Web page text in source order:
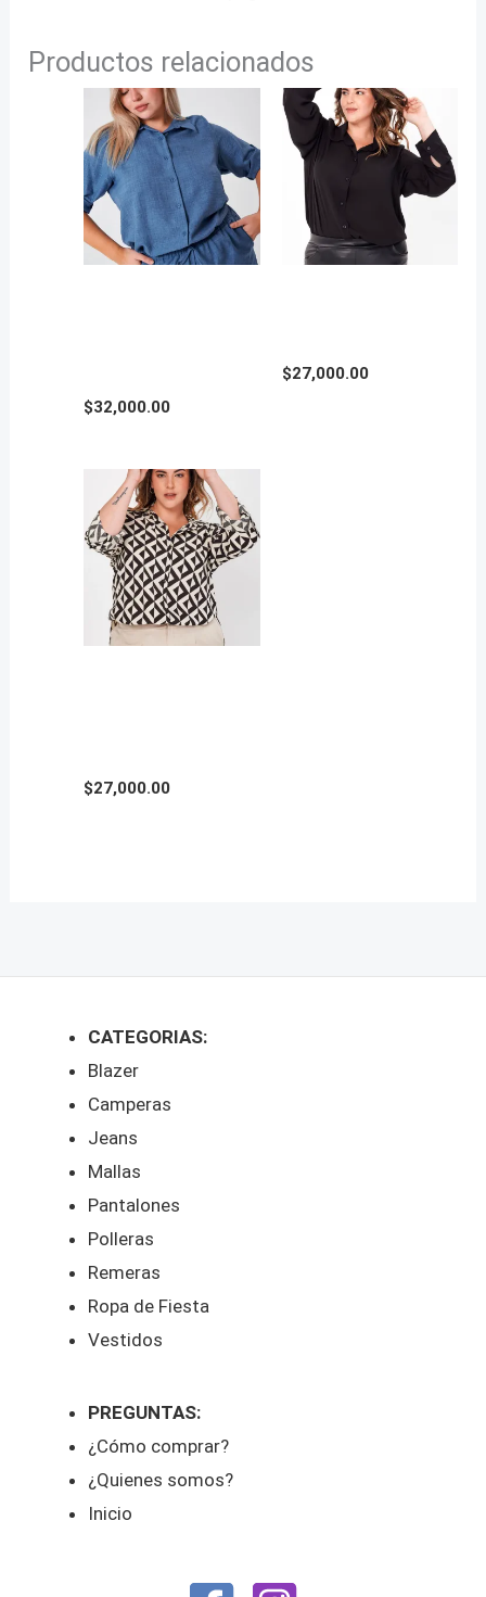
Productos relacionados
$32,000.00
$27,000.00
$27,000.00
CATEGORIAS:
Blazer
Camperas
Jeans
Mallas
Pantalones
Polleras
Remeras
Ropa de Fiesta
Vestidos
PREGUNTAS:
¿Cómo comprar?
¿Quienes somos?
Inicio